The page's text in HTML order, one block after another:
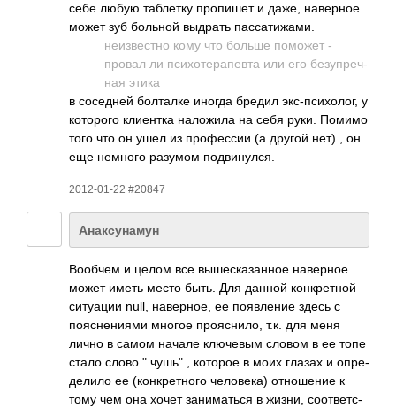
себе любую табл­етку проп­ишет и даже, наве­рное
может зуб больной выдрать пасс­атиж­ами.
неиз­вестно кому что больше поможет -
провал ли псих­отер­апевта или его безу­преч­
ная этика
в сосе­дней болт­алке иногда бредил экс-­псих­олог, у
кото­рого клие­нтка нало­жила на себя руки. Помимо
того что он ушел из проф­ессии (а другой нет) , он
еще немного разумом подв­инул­ся.
2012-01-22 #20847
Анаксунамун
Вообчем и целом все выше­сказ­анное наве­рное
может иметь место быть. Для данной конк­ретной
ситу­ации null, наве­рное, ее появ­ление здесь с
пояс­нени­ями многое проя­снило, т.к. для меня
лично в самом начале ключ­евым словом в ее топе
стало слово " чушь" , которое в моих глазах и опре­
делило ее (кон­крет­ного чело­века) отно­шение к
тому чем она хочет зани­маться в жизни, соот­ветс­